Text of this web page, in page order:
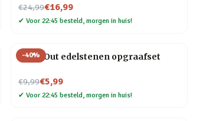
€24,99
Nu voor€16,99
✔ Voor 22:45 besteld, morgen in huis!
-40%
Dig It Out edelstenen opgraafset
€9,99
Nu voor€5,99
✔ Voor 22:45 besteld, morgen in huis!